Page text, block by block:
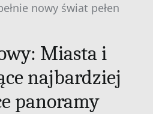
nowy świat pełen
Miasta i
najbardziej
panoramy